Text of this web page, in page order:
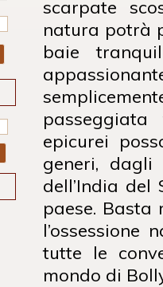
scarpate
natura potrà
baie
epicurei
generi,
dell’India
paese. Basta
l’ossessione
tutte le
mondo di